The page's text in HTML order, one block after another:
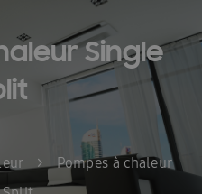
Single
> Pompes à chaleur